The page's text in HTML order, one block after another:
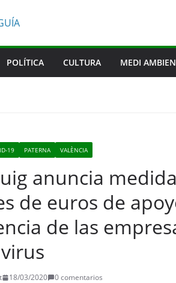
POLÍTICA CULTURA MEDI
19 PATERNA VALÈNCIA
anuncia
de euros de
de las
18/03/2020 0 comentarios